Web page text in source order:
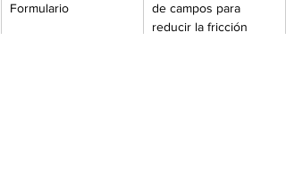
Formulario
de campos para
reducir la fricción